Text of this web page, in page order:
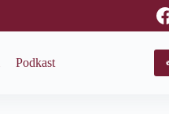
Podkast